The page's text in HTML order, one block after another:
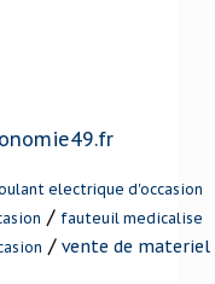
electrique d'occasion
/ fauteuil medicalise
/ vente de materiel